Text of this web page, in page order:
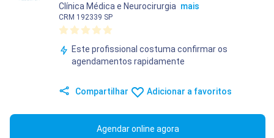
Clínica Médica e Neurocirurgia mais
CRM 192339 SP
Este profissional costuma confirmar os
agendamentos rapidamente
Compartilhar Adicionar a favoritos
Agendar online agora